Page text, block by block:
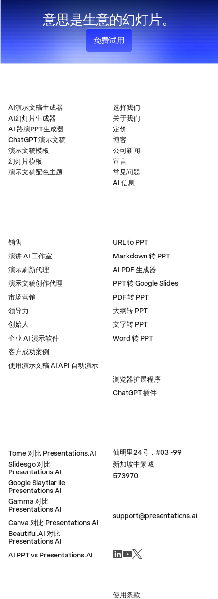
意思是生意的幻灯片。
免费试用
AI演示文稿生成器
AI幻灯片生成器
AI 路演PPT生成器
ChatGPT 演示文稿
演示文稿模板
幻灯片模板
演示文稿配色主题
选择我们
关于我们
定价
博客
公司新闻
宣言
常见问题
AI 信息
销售
演讲 AI 工作室
演示刷新代理
演示文稿创作代理
市场营销
领导力
创始人
企业 AI 演示软件
客户成功案例
使用演示文稿 AI API 自动演示
URL to PPT
Markdown 转 PPT
AI PDF 生成器
PPT 转 Google Slides
PDF 转 PPT
大纲转 PPT
文字转 PPT
Word 转 PPT
浏览器扩展程序
ChatGPT 插件
Tome 对比 Presentations.AI
Slidesgo 对比
Presentations.AI
Google Slaytlar ile
Presentations.AI
Gamma 对比
Presentations.AI
Canva 对比 Presentations.AI
Beautiful.AI 对比
Presentations.AI
AI PPT vs Presentations.AI
仙明里24号，#03 -99,
新加坡中景城
573970
support@presentations.ai
使用条款